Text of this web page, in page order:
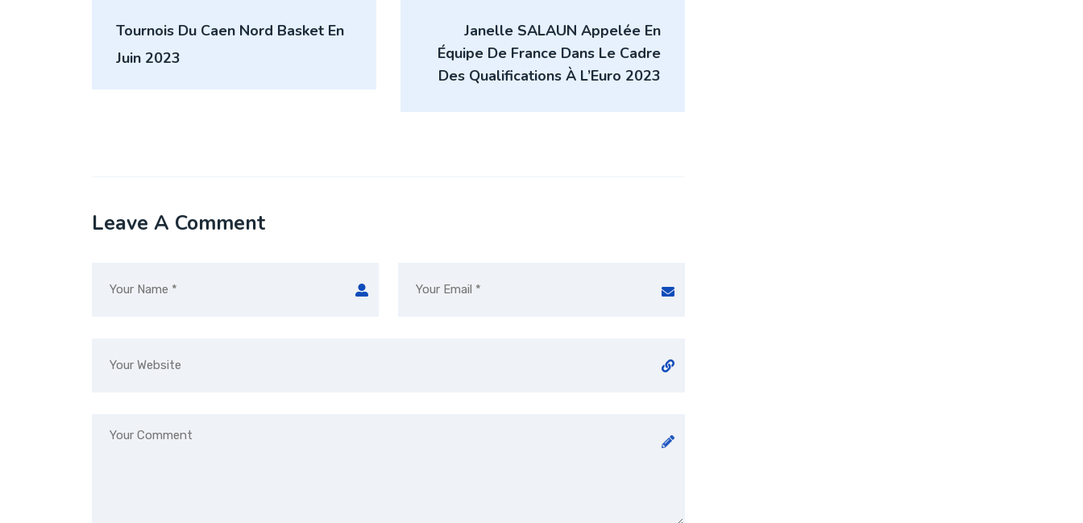
de
l’article
Tournois Du Caen Nord Basket En
Juin 2023
Janelle SALAUN Appelée En
Équipe De France Dans Le Cadre
Des Qualifications À L’Euro 2023
Leave A Comment